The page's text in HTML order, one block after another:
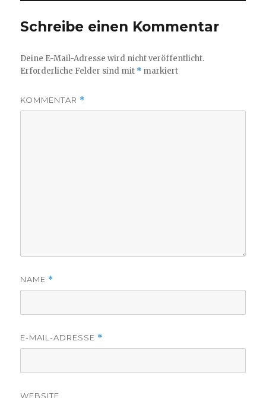
Schreibe einen Kommentar
Deine E-Mail-Adresse wird nicht veröffentlicht.
Erforderliche Felder sind mit * markiert
KOMMENTAR *
NAME *
E-MAIL-ADRESSE *
WEBSITE